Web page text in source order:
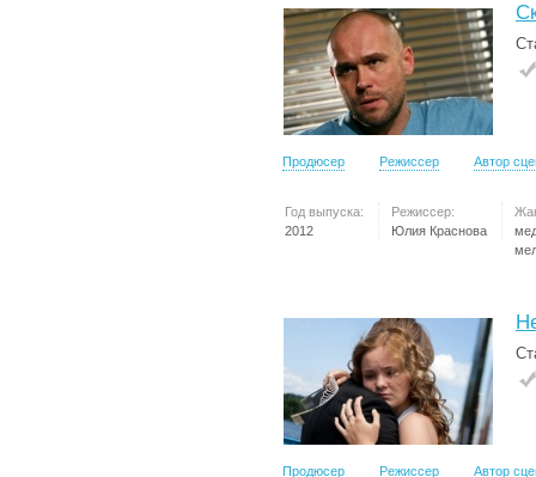
Продюсер Режиссер Автор
Год выпуска:
2012
Режиссер:
Юлия Краснова
Продюсер Режиссер Автор